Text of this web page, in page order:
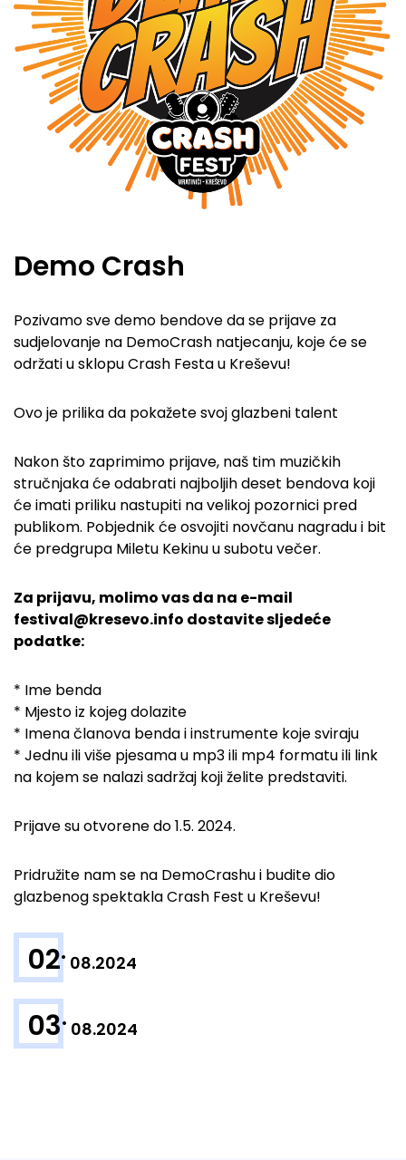
Demo Crash
Pozivamo sve demo bendove da se prijave za
sudjelovanje na DemoCrash natjecanju, koje će se
održati u sklopu Crash Festa u Kreševu!
Ovo je prilika da pokažete svoj glazbeni talent
Nakon što zaprimimo prijave, naš tim muzičkih
stručnjaka će odabrati najboljih deset bendova koji
će imati priliku nastupiti na velikoj pozornici pred
publikom. Pobjednik će osvojiti novčanu nagradu i bit
će predgrupa Miletu Kekinu u subotu večer.
Za prijavu, molimo vas da na e-mail
festival@kresevo.info dostavite sljedeće
podatke:
* Ime benda
* Mjesto iz kojeg dolazite
* Imena članova benda i instrumente koje sviraju
* Jednu ili više pjesama u mp3 ili mp4 formatu ili link
na kojem se nalazi sadržaj koji želite predstaviti.
Prijave su otvorene do 1.5. 2024.
Pridružite nam se na DemoCrashu i budite dio
glazbenog spektakla Crash Fest u Kreševu!
02. 08.2024
03. 08.2024